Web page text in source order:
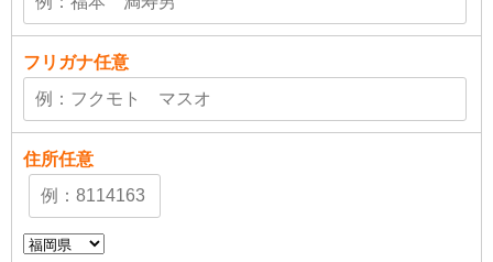
フリガナ任意
住所任意